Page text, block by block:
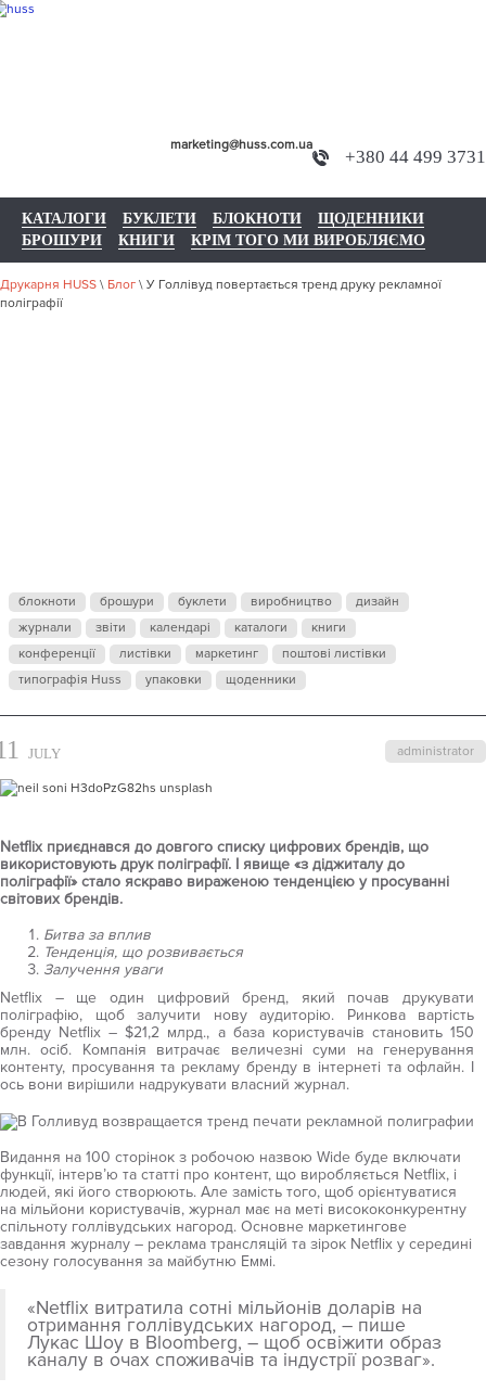
+380 44 499 3731
marketing@huss.com.ua
КАТАЛОГИ БУКЛЕТИ БЛОКНОТИ
ЩОДЕННИКИ
БРОШУРИ
КНИГИ КРІМ ТОГО МИ ВИРОБЛЯЄМО
Друкарня HUSS \ Блог \ У Голлівуд повертається тренд друку рекламної
поліграфії
ТРЕНД
ДРУКУ
РЕКЛАМНОЇ
ПОЛІГРАФІЇ
блокноти брошури буклети виробництво
дизайн
журнали
звіти календарі каталоги
книги
конференції
листівки маркетинг
поштові листівки
типографія Huss
упаковки щоденники
administrator
JULY
Netflix приєднався до довгого списку цифрових брендів, що
використовують друк поліграфії. І явище «з діджиталу до
поліграфії» стало яскраво вираженою тенденцією у просуванні
світових брендів.
Битва за вплив
Тенденція, що розвивається
Залучення уваги
Netflix – ще один цифровий бренд, який почав друкувати
поліграфію, щоб залучити нову аудиторію. Ринкова вартість
бренду Netflix – $21,2 млрд., а база користувачів становить 150
млн. осіб. Компанія витрачає величезні суми на генерування
контенту, просування та рекламу бренду в інтернеті та офлайн. І
ось вони вирішили надрукувати власний журнал.
Видання на 100 сторінок з робочою назвою Wide буде включати
функції, інтерв’ю та статті про контент, що виробляється Netflix, і
людей, які його створюють. Але замість того, щоб орієнтуватися
на мільйони користувачів, журнал має на меті висококонкурентну
спільноту голлівудських нагород. Основне маркетингове
завдання журналу – реклама трансляцій та зірок Netflix у середині
сезону голосування за майбутню Еммі.
«Netflix витратила сотні мільйонів доларів на
отримання голлівудських нагород, – пише
Лукас Шоу в Bloomberg, – щоб освіжити образ
каналу в очах споживачів та індустрії розваг».